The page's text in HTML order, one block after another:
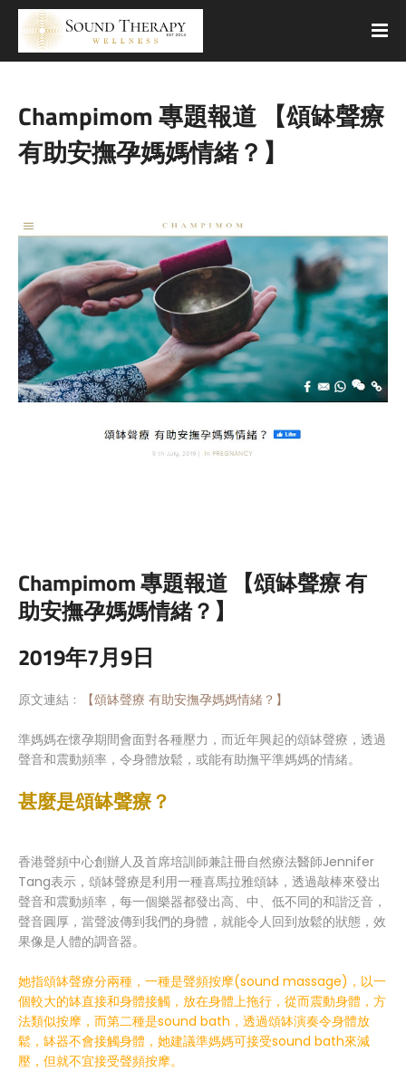
Champimom 專題報道 【頌缽聲療
有助安撫孕媽媽情緒？】
Champimom 專題報道 【頌缽聲療 有
助安撫孕媽媽情緒？】
2019年7月9日
原文連結﹕ 【頌缽聲療 有助安撫孕媽媽情緒？】
準媽媽在懷孕期間會面對各種壓力，而近年興起的頌缽聲療，透過
聲音和震動頻率，令身體放鬆，或能有助撫平準媽媽的情緒。
甚麼是頌缽聲療？
香港聲頻中心創辦人及首席培訓師兼註冊自然療法醫師Jennifer
Tang表示，頌缽聲療是利用一種喜馬拉雅頌缽，透過敲棒來發出
聲音和震動頻率，每一個樂器都發出高、中、低不同的和諧泛音，
聲音圓厚，當聲波傳到我們的身體，就能令人回到放鬆的狀態，效
果像是人體的調音器。
她指頌缽聲療分兩種，一種是聲頻按摩(sound massage)，以一
個較大的缽直接和身體接觸，放在身體上拖行，從而震動身體，方
法類似按摩，而第二種是sound bath，透過頌缽演奏令身體放
鬆，缽器不會接觸身體，她建議準媽媽可接受sound bath來減
壓，但就不宜接受聲頻按摩。